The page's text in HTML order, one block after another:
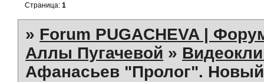
Страница:1
» Forum PUGACHEVA |
Аллы Пугачевой »
Афанасьев "Пролог". Новый